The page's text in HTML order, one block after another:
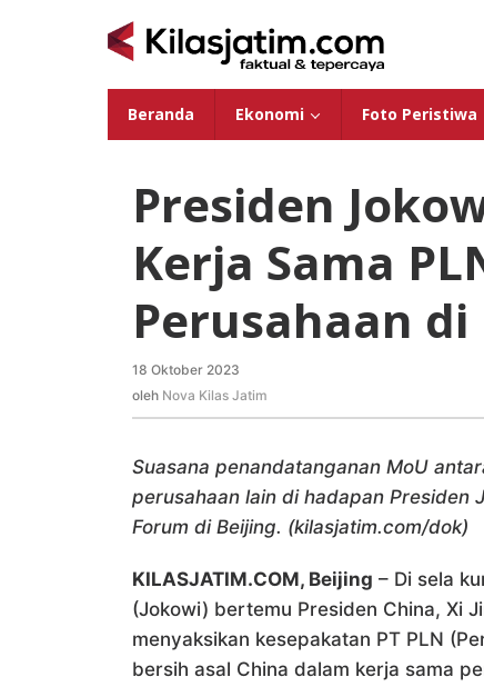
Beranda Ekonomi Foto Peristiwa
Presiden
Kerja Sama
Perusahaan di
18 Oktober 2023
Nova
oleh Nova Kilas Jatim
Suasana penandatanganan MoU
perusahaan lain di hadapan Presiden
Forum di Beijing. (kilasjatim.com/dok)
KILASJATIM.COM, Beijing – Di sela
(Jokowi) bertemu Presiden China, Xi
menyaksikan kesepakatan PT PLN
bersih asal China dalam kerja sama